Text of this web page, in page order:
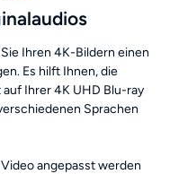
Ihren 4K-Bildern einen
Es hilft Ihnen, die
Ihrer 4K UHD Blu-ray
Sprachen
angepasst werden